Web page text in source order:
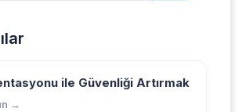
ile Güvenliği Artırmak
→